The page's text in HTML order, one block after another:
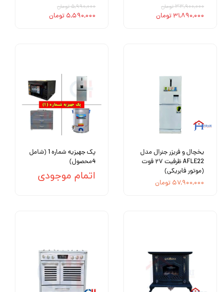
۳۳,۹۰۰,۰۰۰ تومان
۳۱,۸۹۰,۰۰۰ تومان
۵,۹۹۰,۰۰۰ تومان
۵,۵۹۰,۰۰۰ تومان
یخچال و فریزر جنرال مدل
AFLE22 ظرفیت ۲۷ فوت
(موتور فابریکی)
۵۷,۹۰۰,۰۰۰ تومان
پک جهیزیه شماره 1 (شامل
4محصول)
اتمام موجودی